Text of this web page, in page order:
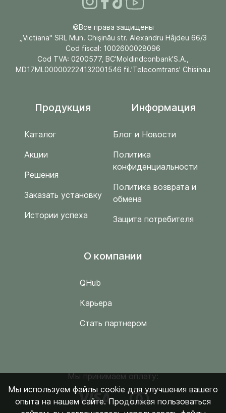
©Все права защищены
„Victiana" SRL Mun. Chişinău str. Alexandru Hâjdeu 66/3
Cod fiscal: 1002600028096
Cod TVA: 0200577, BC'Moldindconbank'S.A.,
MD17ML000002224132001546 fil.'Telecomtrans' Chisinau
Продукция
Каталог
Акции
Решения
Заказать установку
Истории успеха
Информация
Блог и Новости
Политика
конфиденциальности
Политика возврата и
обмена
Защита потребителя
O компании
QHub
Карьера
Стать партнером
Мы принимаем оплату:
Мы используем файлы cookie для улучшения вашего
опыта на нашем сайте. Продолжая пользоваться